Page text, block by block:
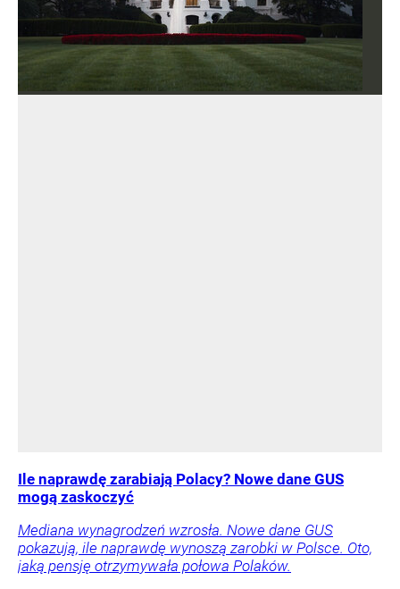
Ile naprawdę zarabiają Polacy? Nowe dane GUS
mogą zaskoczyć
Mediana wynagrodzeń wzrosła. Nowe dane GUS
pokazują, ile naprawdę wynoszą zarobki w Polsce. Oto,
jaką pensję otrzymywała połowa Polaków.